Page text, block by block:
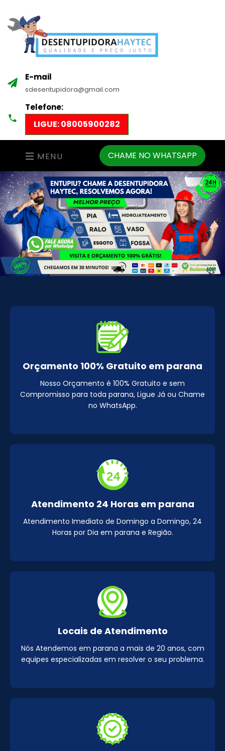
E-mail
sdesentupidora@gmail.com
Telefone:
LIGUE: 08005900282
MENU CHAME NO WHATSAPP
Orçamento 100% Gratuito em parana
Nosso Orçamento é 100% Gratuito e sem
Compromisso para toda parana, Ligue Já ou Chame
no WhatsApp.
Atendimento 24 Horas em parana
Atendimento Imediato de Domingo a Domingo, 24
Horas por Dia em parana e Região.
Locais de Atendimento
Nós Atendemos em parana a mais de 20 anos, com
equipes especializadas em resolver o seu problema.